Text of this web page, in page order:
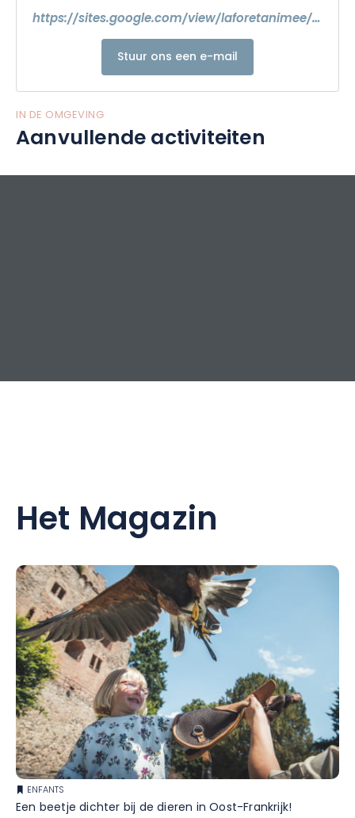
https://sites.google.com/view/laforetanimee/accueil
Stuur ons een e-mail
IN DE OMGEVING
Aanvullende activiteiten
Het Magazin
ENFANTS
Een beetje dichter bij de dieren in Oost-Frankrijk!